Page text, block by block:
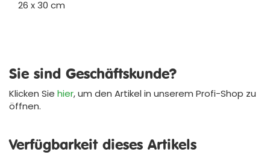
Sie sind Geschäftskunde?
Klicken Sie hier, um den Artikel in unserem Profi-Shop zu
öffnen.
Verfügbarkeit dieses Artikels
26 x 30 cm